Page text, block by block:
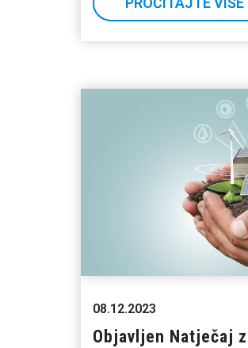
08.12.2023
Objavljen Natječaj